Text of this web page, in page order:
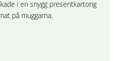
i en snygg presentkartong
på muggarna.